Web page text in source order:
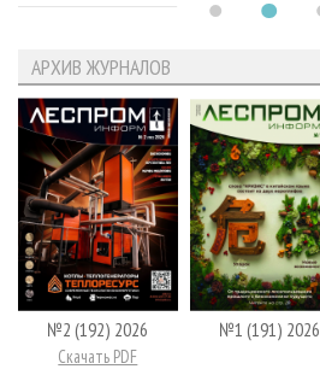
АРХИВ ЖУРНАЛОВ
№2 (192) 2026
Скачать PDF
№1 (191) 2026